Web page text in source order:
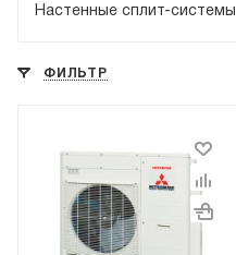
Настенные сплит-системы
ФИЛЬТР